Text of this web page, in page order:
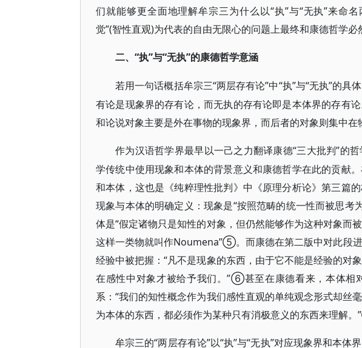
们就能够更全面地理解牟宗三为什么以“执”与“无执”来命
觉”(智性直观)为代表的自由无限心的问题上最终和康德哲学必
二、 “执”与“无执”的康德哲学意涵
若用一句话概括牟宗三“两层存有论”中“执”与“无执”的
有论是现象界的存有论，而无执的存有论即是本体界的存有
和论说对象主要是外在事物的现象界，而后者的对象则集中在
作为汉语哲学界最早以一己之力翻译康德“三大批判”的
学传统中使用现象和本体的背景意义和康德哲学在此的贡献
和本体，这也是《纯粹理性批判》中《原理分析论》第三篇
现象与本体的明确定义：现象是“按照范畴的统一性而被思
体是“假定诸物只是知性的对象，但仍然能够作为这种对象而
这样一类物就叫作Noumena”⑤。而康德在第二版中对此段
经验中被把握：“凡不是现象的东西，由于它不能是经验的对
在感性中对象才被给予我们。”⑥甚至在康德看来，本体相
系：“我们的知性概念作为我们感性直观的单纯观念形式却丝
为本体的东西，都必须作为某种只有消极意义的东西来理解
牟宗三的“两层存有论”以“执”与“无执”对应现象界和本